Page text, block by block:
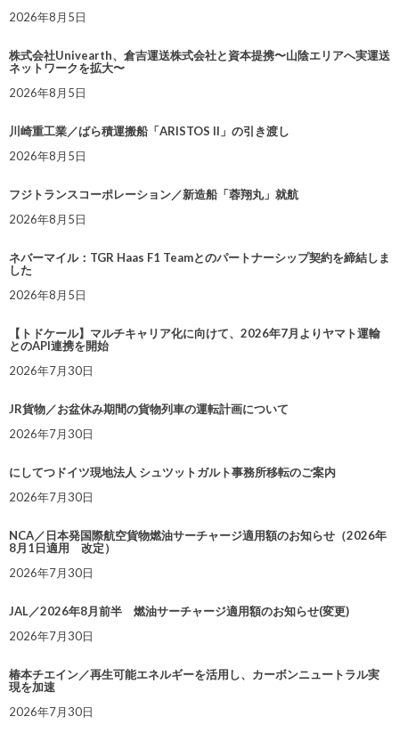
2026年8月5日
株式会社Univearth、倉吉運送株式会社と資本提携〜山陰エリアへ実運送
ネットワークを拡大〜
2026年8月5日
川崎重工業／ばら積運搬船「ARISTOS II」の引き渡し
2026年8月5日
フジトランスコーポレーション／新造船「蓉翔丸」就航
2026年8月5日
ネバーマイル：TGR Haas F1 Teamとのパートナーシップ契約を締結しま
した
2026年8月5日
【トドケール】マルチキャリア化に向けて、2026年7月よりヤマト運輸
とのAPI連携を開始
2026年7月30日
JR貨物／お盆休み期間の貨物列車の運転計画について
2026年7月30日
にしてつドイツ現地法人 シュツットガルト事務所移転のご案内
2026年7月30日
NCA／日本発国際航空貨物燃油サーチャージ適用額のお知らせ（2026年
8月1日適用 改定）
2026年7月30日
JAL／2026年8月前半 燃油サーチャージ適用額のお知らせ(変更)
2026年7月30日
椿本チエイン／再生可能エネルギーを活用し、カーボンニュートラル実
現を加速
2026年7月30日